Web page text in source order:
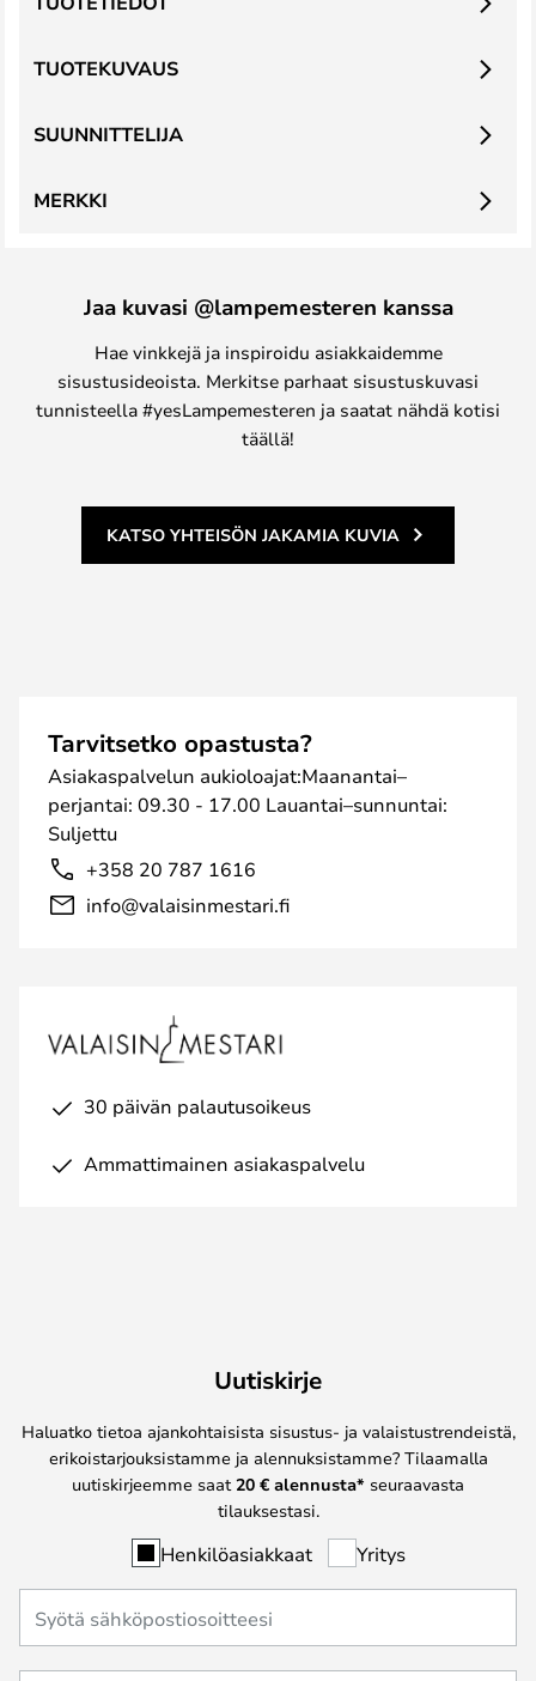
TUOTEKUVAUS
SUUNNITTELIJA
MERKKI
Jaa kuvasi @lampemesteren kanssa
Hae vinkkejä ja inspiroidu asiakkaidemme
sisustusideoista. Merkitse parhaat sisustuskuvasi
tunnisteella #yesLampemesteren ja saatat nähdä kotisi
täällä!
KATSO YHTEISÖN JAKAMIA KUVIA
Tarvitsetko opastusta?
Asiakaspalvelun aukioloajat:Maanantai–
perjantai: 09.30 - 17.00 Lauantai–sunnuntai:
Suljettu
+358 20 787 1616
info@valaisinmestari.fi
30 päivän palautusoikeus
Ammattimainen asiakaspalvelu
Uutiskirje
Haluatko tietoa ajankohtaisista sisustus- ja valaistustrendeistä,
erikoistarjouksistamme ja alennuksistamme? Tilaamalla
uutiskirjeemme saat 20 € alennusta* seuraavasta
tilauksestasi.
Henkilöasiakkaat Yritys